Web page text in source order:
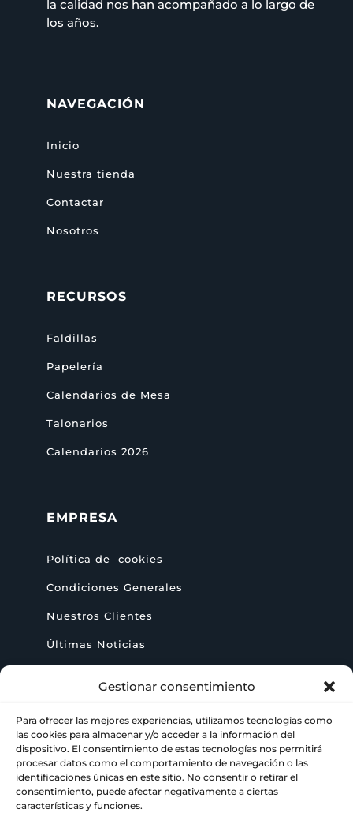
Gestionar consentimiento
Para ofrecer las mejores experiencias, utilizamos tecnologías como
las cookies para almacenar y/o acceder a la información del
dispositivo. El consentimiento de estas tecnologías nos permitirá
procesar datos como el comportamiento de navegación o las
identificaciones únicas en este sitio. No consentir o retirar el
consentimiento, puede afectar negativamente a ciertas
características y funciones.
la calidad nos han acompañado a lo largo de
los años.
NAVEGACIÓN
Inicio
Nuestra tienda
Contactar
Nosotros
RECURSOS
Faldillas
Papelería
Calendarios de Mesa
Talonarios
Calendarios 2026
EMPRESA
Política de cookies
Condiciones Generales
Nuestros Clientes
Últimas Noticias
 + 34 622 09 02 49
 info@paraimprimir.es